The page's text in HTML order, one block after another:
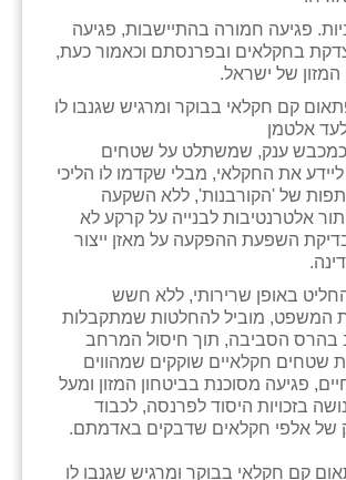
פגיעה חמורה בהתיישבות, פגיעה
בחקלאים ובפרנסתם וכאמור כעת,
המזון של ישראל.
כמכבש ענק, שמשתלט על שטחים
את החקלאי, מבלי שקדמו לו הליכי
של 'הקורבנות', ללא השקעה
אלטרנטיבות לבנייה על קרקע לא
השפעת ההפקעה על מאזן ייצור
באופן שרירותי, ללא חשש
המשפט, מוביל להחלטות שמתקבלות
הסביבה, תוך חיסול המרחב
שטחים חקלאיים שוקקים שמהווים
פגיעה מסוכנת בביטחון המזון ומעל
בזכויות היסוד לפרנסה, לכבוד
של אלפי חקלאים שדבקים באדמתם.